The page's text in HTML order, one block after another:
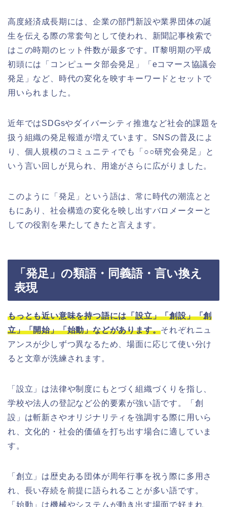
高度経済成長期には、企業の部門新設や業界団体の誕
生を伝える際の常套句として使われ、新聞記事検索で
はこの時期のヒット件数が最多です。IT黎明期の平成
初頭には「コンピュータ部会発足」「eコマース協議会
発足」など、時代の変化を映すキーワードとセットで
用いられました。
近年ではSDGsやダイバーシティ推進など社会的課題を
扱う組織の発足報道が増えています。SNSの普及によ
り、個人規模のコミュニティでも「○○研究会発足」と
いう言い回しが見られ、用途がさらに広がりました。
このように「発足」という語は、常に時代の潮流とと
もにあり、社会構造の変化を映し出すバロメーターと
しての役割を果たしてきたと言えます。
「発足」の類語・同義語・言い換え
表現
もっとも近い意味を持つ語には「設立」「創設」「創
立」「開始」「始動」などがあります。それぞれニュ
アンスが少しずつ異なるため、場面に応じて使い分け
ると文章が洗練されます。
「設立」は法律や制度にもとづく組織づくりを指し、
学校や法人の登記など公的要素が強い語です。「創
設」は斬新さやオリジナリティを強調する際に用いら
れ、文化的・社会的価値を打ち出す場合に適していま
す。
「創立」は歴史ある団体が周年行事を祝う際に多用さ
れ、長い存続を前提に語られることが多い語です。
「始動」は機械やシステムが動き出す場面で好まれ、